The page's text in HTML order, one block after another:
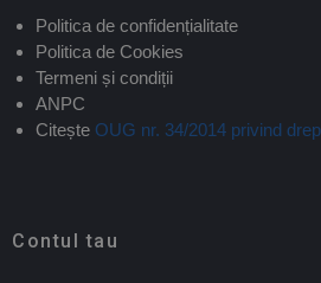
Politica de confidențialitate
Politica de Cookies
Termeni și condiții
ANPC
Citește OUG nr. 34/2014 privind
Contul tau